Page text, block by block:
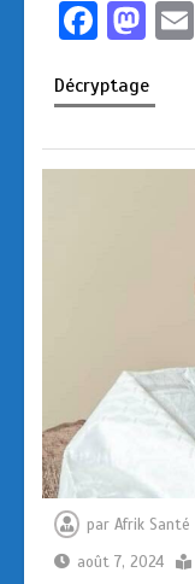
F
ce
b
o
M
st
o
d
Décryptage
par Afrik Santé
août 7, 2024